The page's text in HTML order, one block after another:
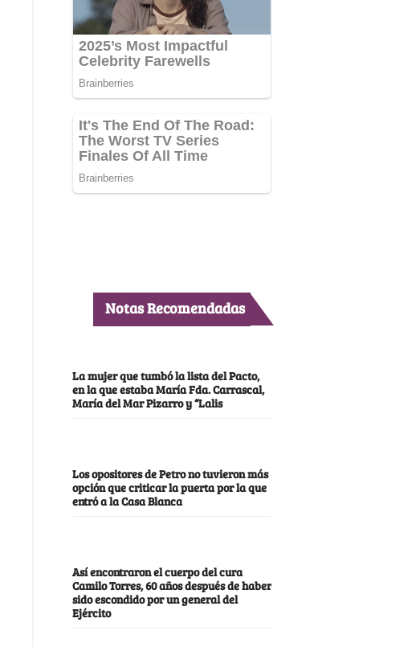
Notas Recomendadas
La mujer que tumbó la lista del Pacto,
en la que estaba María Fda. Carrascal,
María del Mar Pizarro y “Lalis
Los opositores de Petro no tuvieron más
opción que criticar la puerta por la que
entró a la Casa Blanca
Así encontraron el cuerpo del cura
Camilo Torres, 60 años después de haber
sido escondido por un general del
Ejército